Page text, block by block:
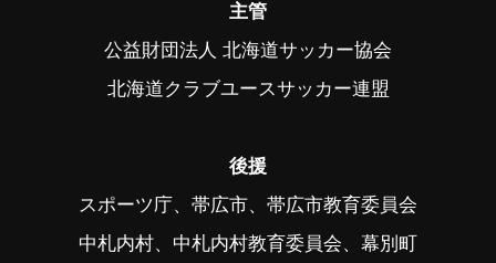
主管
公益財団法人 北海道サッカー協会
北海道クラブユースサッカー連盟
後援
スポーツ庁、帯広市、帯広市教育委員会
中札内村、中札内村教育委員会、幕別町